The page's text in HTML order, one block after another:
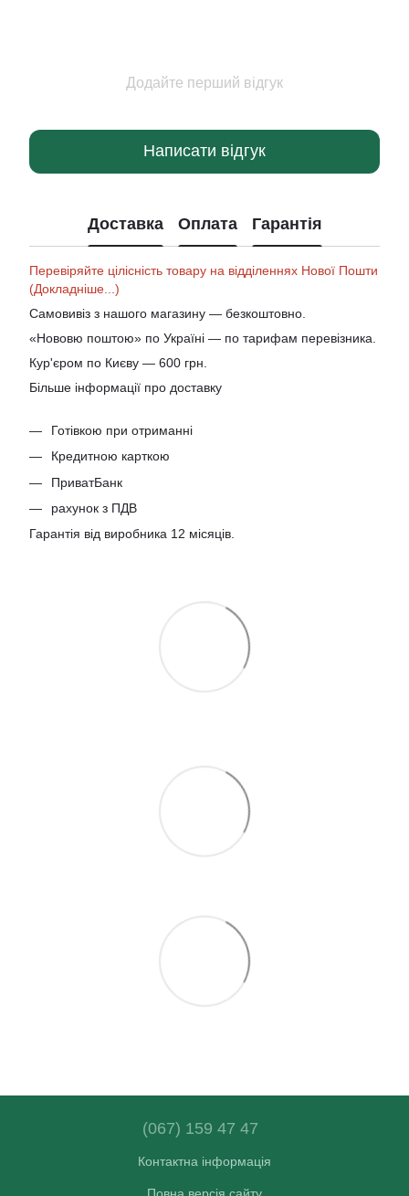
Додайте перший відгук
Написати відгук
Доставка Оплата Гарантія
Перевіряйте цілісність товару на відділеннях Нової Пошти
(Докладніше...)
Самовивіз з нашого магазину — безкоштовно.
«Нововю поштою» по Україні — по тарифам перевізника.
Кур'єром по Києву — 600 грн.
Більше інформації про доставку
Готівкою при отриманні
Кредитною карткою
ПриватБанк
рахунок з ПДВ
Гарантія від виробника 12 місяців.
(067) 159 47 47
Контактна інформація
Повна версія сайту